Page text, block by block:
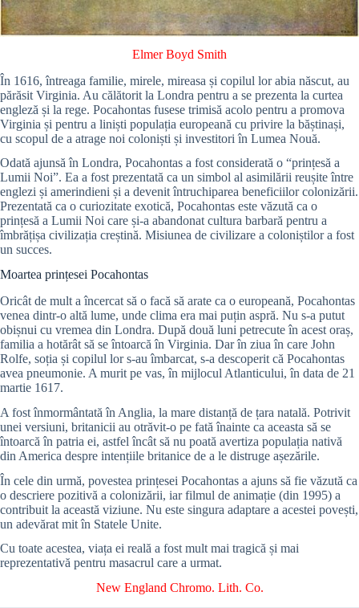
Elmer Boyd Smith
În 1616, întreaga familie, mirele, mireasa și copilul lor abia născut, au
părăsit Virginia. Au călătorit la Londra pentru a se prezenta la curtea
engleză și la rege. Pocahontas fusese trimisă acolo pentru a promova
Virginia și pentru a liniști populația europeană cu privire la băștinași,
cu scopul de a atrage noi coloniști și investitori în Lumea Nouă.
Odată ajunsă în Londra, Pocahontas a fost considerată o “prințesă a
Lumii Noi”. Ea a fost prezentată ca un simbol al asimilării reușite între
englezi și amerindieni și a devenit întruchiparea beneficiilor colonizării.
Prezentată ca o curiozitate exotică, Pocahontas este văzută ca o
prințesă a Lumii Noi care și-a abandonat cultura barbară pentru a
îmbrățișa civilizația creștină. Misiunea de civilizare a coloniștilor a fost
un succes.
Moartea prințesei Pocahontas
Oricât de mult a încercat să o facă să arate ca o europeană, Pocahontas
venea dintr-o altă lume, unde clima era mai puțin aspră. Nu s-a putut
obișnui cu vremea din Londra. După două luni petrecute în acest oraș,
familia a hotărât să se întoarcă în Virginia. Dar în ziua în care John
Rolfe, soția și copilul lor s-au îmbarcat, s-a descoperit că Pocahontas
avea pneumonie. A murit pe vas, în mijlocul Atlanticului, în data de 21
martie 1617.
A fost înmormântată în Anglia, la mare distanță de țara natală. Potrivit
unei versiuni, britanicii au otrăvit-o pe fată înainte ca aceasta să se
întoarcă în patria ei, astfel încât să nu poată avertiza populația nativă
din America despre intențiile britanice de a le distruge așezările.
În cele din urmă, povestea prințesei Pocahontas a ajuns să fie văzută ca
o descriere pozitivă a colonizării, iar filmul de animație (din 1995) a
contribuit la această viziune. Nu este singura adaptare a acestei povești,
un adevărat mit în Statele Unite.
Cu toate acestea, viața ei reală a fost mult mai tragică și mai
reprezentativă pentru masacrul care a urmat.
New England Chromo. Lith. Co.